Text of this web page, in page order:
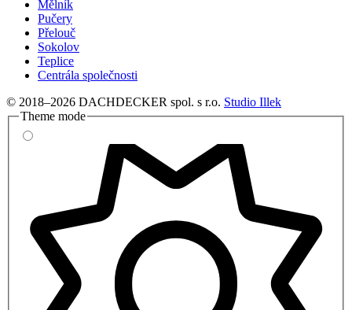
Mělník
Pučery
Přelouč
Sokolov
Teplice
Centrála společnosti
© 2018–2026 DACHDECKER spol. s r.o. Studio Illek
Theme mode